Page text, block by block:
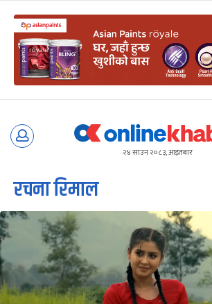
Skip
२४ साउन २०८३, आइतबार
रचना रिमाल